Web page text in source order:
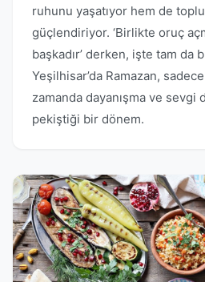
ruhunu yaşatıyor hem de
güçlendiriyor. ‘Birlikte oruç
başkadır’ derken, işte tam da
Yeşilhisar’da Ramazan,
zamanda dayanışma ve sevgi
pekiştiği bir dönem.